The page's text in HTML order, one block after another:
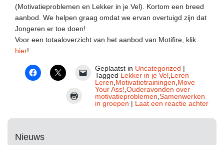
(Motivatieproblemen en Lekker in je Vel). Kortom een breed
aanbod. We helpen graag omdat we ervan overtuigd zijn dat
Jongeren er toe doen!
Voor een totaaloverzicht van het aanbod van Motifire, klik
hier!
Geplaatst in Uncategorized |
Tagged Lekker in je Vel Leren
Leren Motivatietrainingen Move
Your Ass! Ouderavonden over
motivatieproblemen Samenwerken
in groepen | Laat een reactie achter
Nieuws